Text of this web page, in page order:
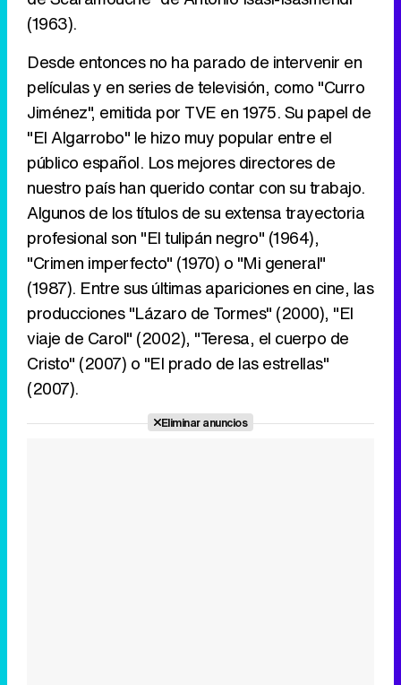
Tráiler de la tercera temporada de 'The Walking Dead: Dead City' de AMC+
Canción ganadora de Eurovisión 2026: DARA con "Bangaranga" por Bulgaria
(1963).
Desde entonces no ha parado de intervenir en
películas y en series de televisión, como "Curro
Jiménez", emitida por TVE en 1975. Su papel de
"El Algarrobo" le hizo muy popular entre el
público español. Los mejores directores de
nuestro país han querido contar con su trabajo.
Algunos de los títulos de su extensa trayectoria
profesional son "El tulipán negro" (1964),
"Crimen imperfecto" (1970) o "Mi general"
(1987). Entre sus últimas apariciones en cine, las
producciones "Lázaro de Tormes" (2000), "El
viaje de Carol" (2002), "Teresa, el cuerpo de
Cristo" (2007) o "El prado de las estrellas"
(2007).
Eliminar anuncios